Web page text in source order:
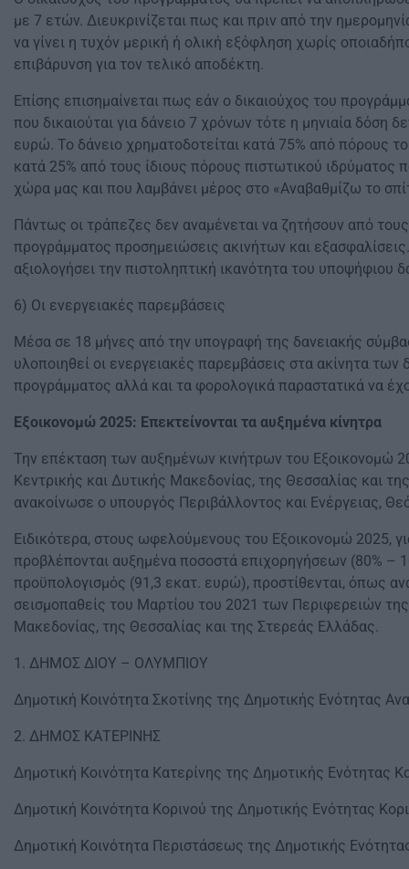
με 7 ετών. Διευκρινίζεται πως και πριν από την
να γίνει η τυχόν μερική ή ολική εξόφληση χωρίς
επιβάρυνση για τον τελικό αποδέκτη.
Επίσης επισημαίνεται πως εάν ο δικαιούχος του
που δικαιούται για δάνειο 7 χρόνων τότε η μηνιαία δόση
ευρώ. Το δάνειο χρηματοδοτείται κατά 75% από πόρους
κατά 25% από τους ίδιους πόρους πιστωτικού ιδρύματος
χώρα μας και που λαμβάνει μέρος στο «Αναβαθμίζω το
Πάντως οι τράπεζες δεν αναμένεται να ζητήσουν από
προγράμματος προσημειώσεις ακινήτων και
αξιολογήσει την πιστοληπτική ικανότητα του υποψήφιου
6) Οι ενεργειακές παρεμβάσεις
Μέσα σε 18 μήνες από την υπογραφή της δανειακής
υλοποιηθεί οι ενεργειακές παρεμβάσεις στα ακίνητα των
προγράμματος αλλά και τα φορολογικά παραστατικά να
Εξοικονομώ 2025: Επεκτείνονται τα αυξημένα κίνητρα
Την επέκταση των αυξημένων κινήτρων του Εξοικονομώ
Κεντρικής και Δυτικής Μακεδονίας, της Θεσσαλίας και
ανακοίνωσε ο υπουργός Περιβάλλοντος και Ενέργειας,
Ειδικότερα, στους ωφελούμενους του Εξοικονομώ 2025,
προβλέπονται αυξημένα ποσοστά επιχορηγήσεων (80% –
προϋπολογισμός (91,3 εκατ. ευρώ), προστίθενται, όπως
σεισμοπαθείς του Μαρτίου του 2021 των Περιφερειών
Μακεδονίας, της Θεσσαλίας και της Στερεάς Ελλάδας.
1. ΔΗΜΟΣ ΔΙΟΥ – ΟΛΥΜΠΙΟΥ
Δημοτική Κοινότητα Σκοτίνης της Δημοτικής Ενότητας
2. ΔΗΜΟΣ ΚΑΤΕΡΙΝΗΣ
Δημοτική Κοινότητα Κατερίνης της Δημοτικής Ενότητας
Δημοτική Κοινότητα Κορινού της Δημοτικής Ενότητας
Δημοτική Κοινότητα Περιστάσεως της Δημοτικής